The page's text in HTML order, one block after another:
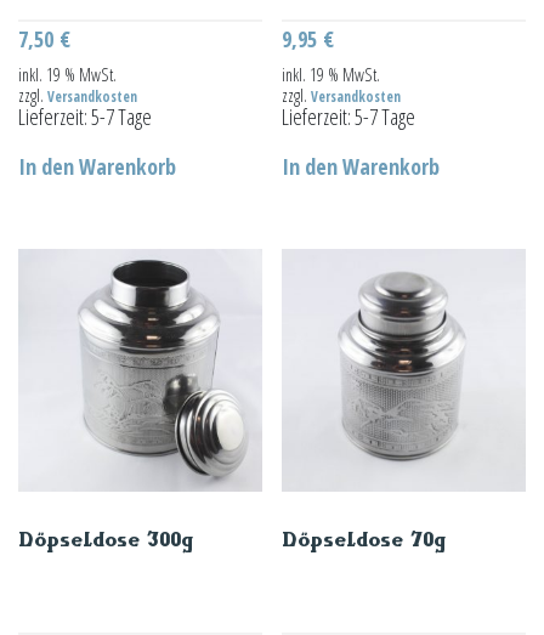
7,50 €
inkl. 19 % MwSt.
zzgl. Versandkosten
Lieferzeit:5-7 Tage
In den Warenkorb
9,95 €
inkl. 19 % MwSt.
zzgl.Versandkosten
Lieferzeit:5-7 Tage
In den Warenkorb
Döpseldose 300g Döpseldose 70g